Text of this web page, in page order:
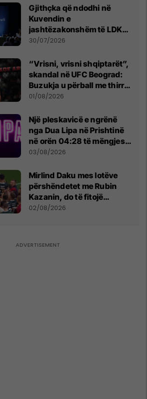
Gjithçka që ndodhi në
Kuvendin e
jashtëzakonshëm të LDK-
së
30/07/2026
“Vrisni, vrisni shqiptarët”,
skandal në UFC Beograd:
Buzukja u përball me thirrje
anti-shqiptare nga
01/08/2026
Një pleskavicë e ngrënë
nga Dua Lipa në Prishtinë
në orën 04:28 të mëngjesit
- dhe bota digjitale serbe
03/08/2026
Mirlind Daku mes lotëve
përshëndetet me Rubin
Kazanin, do të fitojë
miliona te Spartak Moska
02/08/2026